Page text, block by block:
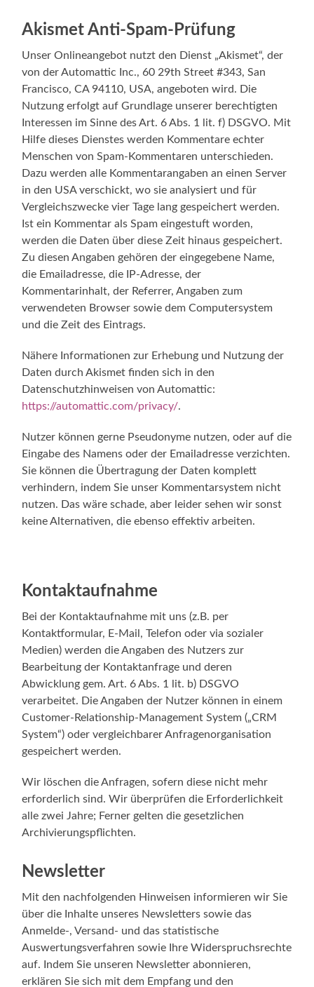
Akismet Anti-Spam-Prüfung
Unser Onlineangebot nutzt den Dienst „Akismet“, der
von der Automattic Inc., 60 29th Street #343, San
Francisco, CA 94110, USA, angeboten wird. Die
Nutzung erfolgt auf Grundlage unserer berechtigten
Interessen im Sinne des Art. 6 Abs. 1 lit. f) DSGVO. Mit
Hilfe dieses Dienstes werden Kommentare echter
Menschen von Spam-Kommentaren unterschieden.
Dazu werden alle Kommentarangaben an einen Server
in den USA verschickt, wo sie analysiert und für
Vergleichszwecke vier Tage lang gespeichert werden.
Ist ein Kommentar als Spam eingestuft worden,
werden die Daten über diese Zeit hinaus gespeichert.
Zu diesen Angaben gehören der eingegebene Name,
die Emailadresse, die IP-Adresse, der
Kommentarinhalt, der Referrer, Angaben zum
verwendeten Browser sowie dem Computersystem
und die Zeit des Eintrags.
Nähere Informationen zur Erhebung und Nutzung der
Daten durch Akismet finden sich in den
Datenschutzhinweisen von Automattic:
https://automattic.com/privacy/.
Nutzer können gerne Pseudonyme nutzen, oder auf die
Eingabe des Namens oder der Emailadresse verzichten.
Sie können die Übertragung der Daten komplett
verhindern, indem Sie unser Kommentarsystem nicht
nutzen. Das wäre schade, aber leider sehen wir sonst
keine Alternativen, die ebenso effektiv arbeiten.
Kontaktaufnahme
Bei der Kontaktaufnahme mit uns (z.B. per
Kontaktformular, E-Mail, Telefon oder via sozialer
Medien) werden die Angaben des Nutzers zur
Bearbeitung der Kontaktanfrage und deren
Abwicklung gem. Art. 6 Abs. 1 lit. b) DSGVO
verarbeitet. Die Angaben der Nutzer können in einem
Customer-Relationship-Management System („CRM
System“) oder vergleichbarer Anfragenorganisation
gespeichert werden.
Wir löschen die Anfragen, sofern diese nicht mehr
erforderlich sind. Wir überprüfen die Erforderlichkeit
alle zwei Jahre; Ferner gelten die gesetzlichen
Archivierungspflichten.
Newsletter
Mit den nachfolgenden Hinweisen informieren wir Sie
über die Inhalte unseres Newsletters sowie das
Anmelde-, Versand- und das statistische
Auswertungsverfahren sowie Ihre Widerspruchsrechte
auf. Indem Sie unseren Newsletter abonnieren,
erklären Sie sich mit dem Empfang und den